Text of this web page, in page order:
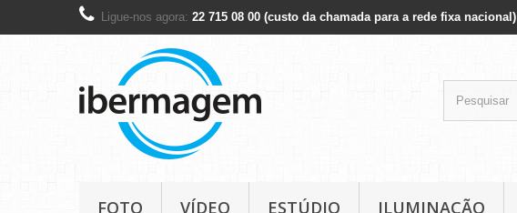
Ligue-nos agora: 22 715 08 00 (custo da chamada para a rede fixa nacional)
FOTO VÍDEO ESTÚDIO ILUMINAÇÃO